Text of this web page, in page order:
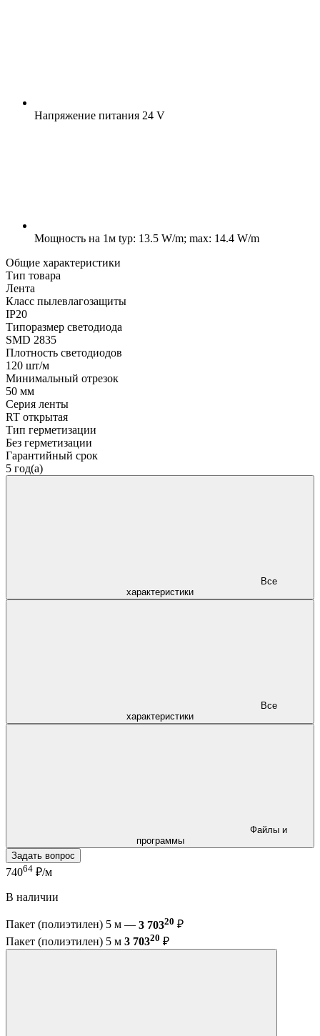
Напряжение питания 24 V
Мощность на 1м typ: 13.5 W/m; max: 14.4 W/m
Общие характеристики
Тип товара
Лента
Класс пылевлагозащиты
IP20
Типоразмер светодиода
SMD 2835
Плотность светодиодов
120 шт/м
Минимальный отрезок
50 мм
Серия ленты
RT открытая
Тип герметизации
Без герметизации
Гарантийный срок
5 год(а)
характеристики
характеристики
программы
Задать вопрос
74064 ₽/м
В наличии
Пакет (полиэтилен) 5 м — 3 70320 ₽
Пакет (полиэтилен) 5 м 3 70320 ₽